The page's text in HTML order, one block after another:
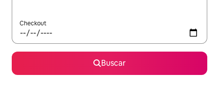
Checkout
Buscar